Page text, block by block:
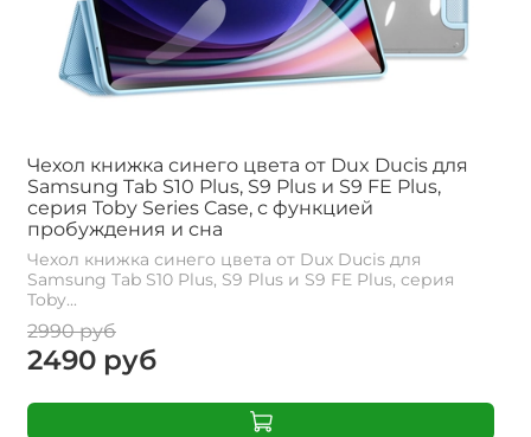
Чехол книжка синего цвета от Dux Ducis для
Samsung Tab S10 Plus, S9 Plus и S9 FE Plus,
серия Toby Series Case, с функцией
пробуждения и сна
Чехол книжка синего цвета от Dux Ducis для
Samsung Tab S10 Plus, S9 Plus и S9 FE Plus, серия
Toby...
2990 руб
2490 руб